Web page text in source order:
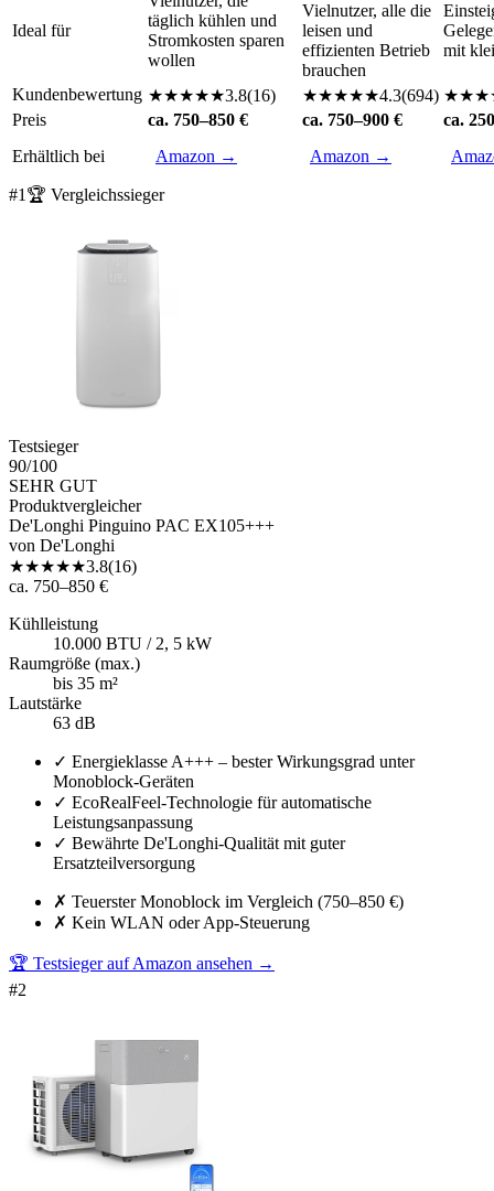
Ideal für
täglich kühlen und
Stromkosten sparen
wollen
Vielnutzer, alle die
leisen und
effizienten Betrieb
brauchen
mit
Kundenbewertung ★★★★★3.8(16) ★★★★★4.3(694) ★★★
Preis
ca. 750–850 € ca. 750–900 €
ca.
Erhältlich bei
Amazon → Amazon →
#1 🏆 Vergleichssieger
Testsieger
90/100
SEHR GUT
Produktvergleicher
De'Longhi Pinguino PAC EX105+++
von De'Longhi
★★★★★3.8(16)
ca. 750–850 €
Kühlleistung
10.000 BTU / 2, 5 kW
Raumgröße (max.)
bis 35 m²
Lautstärke
63 dB
✓ Energieklasse A+++ – bester Wirkungsgrad unter
Monoblock-Geräten
✓ EcoRealFeel-Technologie für automatische
Leistungsanpassung
✓ Bewährte De'Longhi-Qualität mit guter
Ersatzteilversorgung
✗ Teuerster Monoblock im Vergleich (750–850 €)
✗ Kein WLAN oder App-Steuerung
🏆 Testsieger auf Amazon ansehen →
#2